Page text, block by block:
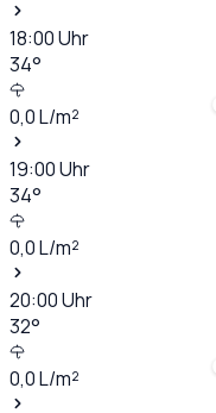
18:00Uhr
34°
0,0L/m²
19:00Uhr
34°
0,0L/m²
20:00Uhr
32°
0,0L/m²